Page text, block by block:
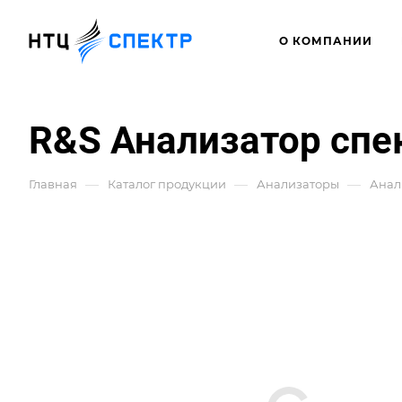
О КОМПАНИИ
R&S Анализатор
Главная — Каталог продукции — Анализаторы —